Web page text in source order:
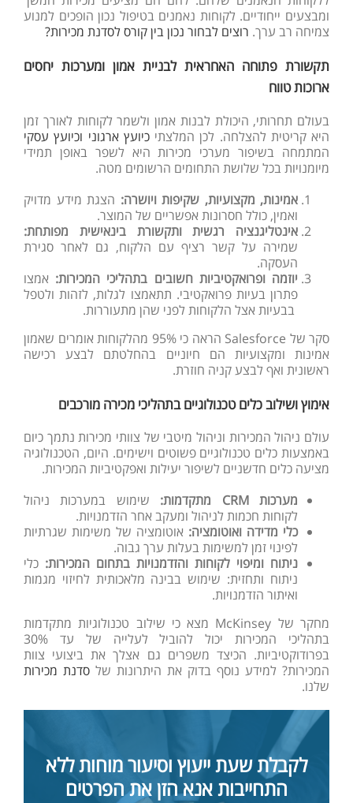
ומבצעים ייחודיים. לקוחות נאמנים בטיפול נכון הופכים למנוע
צמיחה רב ערך. רוצים לבחור נכון בין קורס לסדנת מכירות?
תקשורת פתוחה האחראית לבניית אמון ומערכות יחסים
ארוכות טווח
בעולם תחרותי, היכולת לבנות אמון ולשמר לקוחות לאורך זמן
היא קריטית להצלחה. לכן המלצתיכיועץ ארגוני וכיועץ עסקי
המתמחה בשיפור מערכי מכירות היא לשפר באופן תמידי
מיומנויות בכל שלושת התחומים הרשומים מטה.
אמינות, מקצועיות, שקיפות ויושרה: הצגת מידע מדויק
ואמין, כולל חסרונות אפשריים של המוצר.
אינטליגנציה רגשית ותקשורת בינאישית מפותחת:
שמירה על קשר רציף עם הלקוח, גם לאחר סגירת
העסקה.
יוזמה ופרואקטיביות חשובים בתהליכי המכירות: אמצו
פתרון בעיות פרואקטיבי. תתאמצו לגלות, לזהות ולטפל
בבעיות אצל הלקוחות לפני שהן מתעוררות.
סקר של Salesforce
הראה כי 95% מהלקוחות אומרים שאמון
אמינות ומקצועיות הם חיוניים בהחלטתם לבצע רכישה
ראשונית ואף לבצע קניה חוזרת.
אימוץ ושילוב כלים טכנולוגיים בתהליכי מכירה מורכבים
עולם ניהול המכירות וניהול מיטבי של צוותי מכירות נתמך כיום
באמצעות כלים טכנולוגיים פשוטים וישימים. היום, הטכנולוגיה
מציעה כלים חדשניים לשיפור יעילות ואפקטיביות המכירות.
מערכות
CRM מתקדמות: שימוש במערכות ניהול
לקוחות חכמות לניהול ומעקב אחר הזדמנויות.
כלי מדידה ואוטומציה: אוטומציה של משימות שגרתיות
לפינוי זמן למשימות בעלות ערך גבוה.
ניתוח ומיפוי לקוחות והזדמנויות בתחום המכירות: כלי
ניתוח ותחזית: שימוש בבינה מלאכותית לחיזוי מגמות
ואיתור הזדמנויות.
מחקר של McKinsey מצא כי שילוב טכנולוגיות מתקדמות
בתהליכי המכירות יכול להוביל לעלייה של עד 30%
בפרודוקטיביות. הכיצד משפרים גם אצלך את ביצועי צוות
המכירות? למידע נוסף בדוק את היתרונות של סדנת מכירות
שלנו.
לקבלת שעת ייעוץ וסיעור מוחות ללא
התחייבות אנא הזן את הפרטים